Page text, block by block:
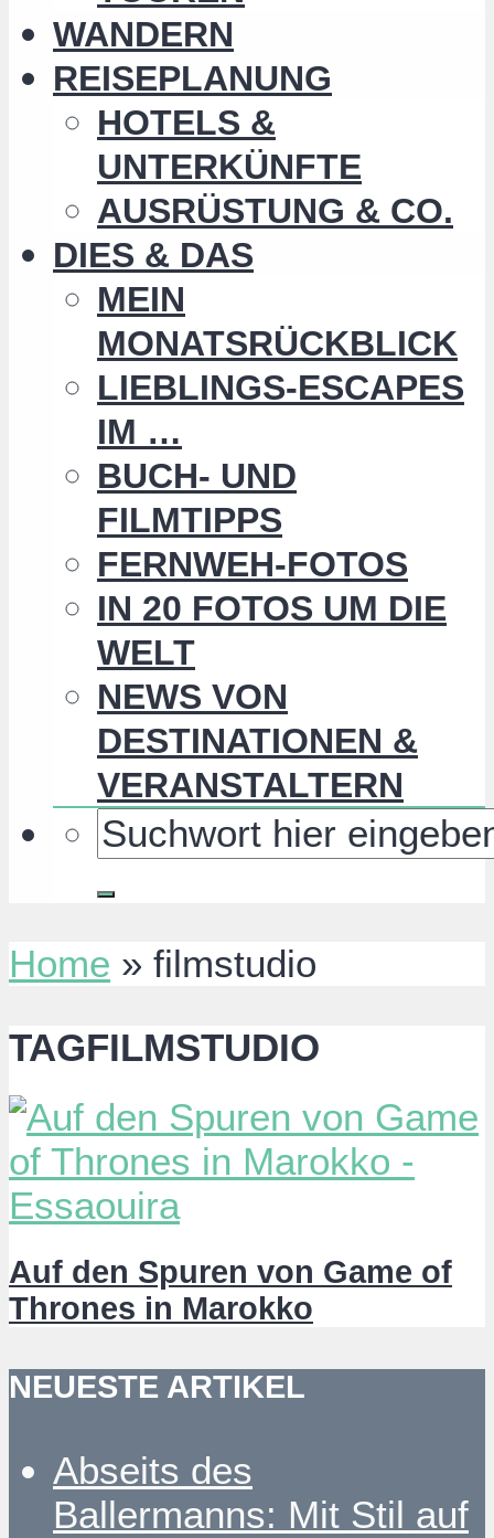
WANDERN
REISEPLANUNG
HOTELS &
UNTERKÜNFTE
AUSRÜSTUNG & CO.
DIES & DAS
MEIN
MONATSRÜCKBLICK
LIEBLINGS-ESCAPES
IM …
BUCH- UND
FILMTIPPS
FERNWEH-FOTOS
IN 20 FOTOS UM DIE
WELT
NEWS VON
DESTINATIONEN &
VERANSTALTERN
Home » filmstudio
TAGFILMSTUDIO
Auf den Spuren von Game of
Thrones in Marokko
NEUESTE ARTIKEL
Abseits des
Ballermanns: Mit Stil auf